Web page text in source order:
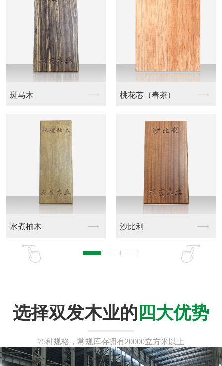
斑马木 桃花芯（春茶）
水煮柚木 沙比利
选择双发木业的 四大优势
75种规格，常规库存拥有20000立方米以上